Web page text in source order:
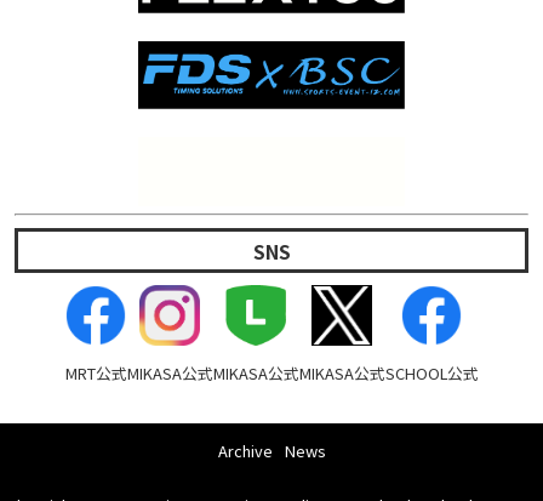
SNS
MRT公式MIKASA公式MIKASA公式MIKASA公式SCHOOL公式
Archive News